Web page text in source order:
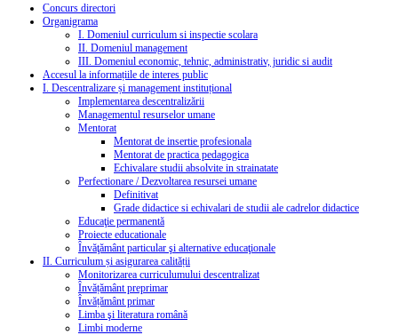
Concurs directori
Organigrama
I. Domeniul curriculum si inspectie scolara
II. Domeniul management
III. Domeniul economic, tehnic, administrativ, juridic si audit
Accesul la informațiile de interes public
I. Descentralizare și management instituțional
Implementarea descentralizării
Managementul resurselor umane
Mentorat
Mentorat de insertie profesionala
Mentorat de practica pedagogica
Echivalare studii absolvite in strainatate
Perfectionare / Dezvoltarea resursei umane
Definitivat
Grade didactice si echivalari de studii ale cadrelor didactice
Educaţie permanentă
Proiecte educationale
Învăţământ particular şi alternative educaţionale
II. Curriculum și asigurarea calității
Monitorizarea curriculumului descentralizat
Învățământ preprimar
Învățământ primar
Limba şi literatura română
Limbi moderne